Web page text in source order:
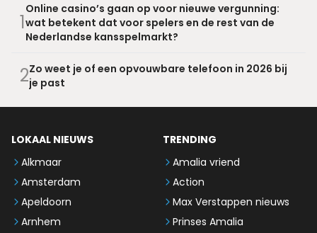
1
Online casino’s gaan op voor nieuwe vergunning:
wat betekent dat voor spelers en de rest van de
Nederlandse kansspelmarkt?
2Zo weet je of een opvouwbare telefoon in 2026 bij
je past
LOKAAL NIEUWS
Alkmaar
Amsterdam
Apeldoorn
Arnhem
TRENDING
Amalia vriend
Action
Max Verstappen nieuws
Prinses Amalia